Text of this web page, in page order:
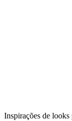
Inspirações de looks